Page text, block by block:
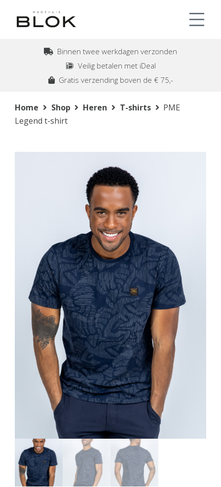
Binnen twee werkdagen verzonden
Veilig betalen met iDeal
Gratis verzending boven de € 75,-
Home Shop Heren T-shirts
PME
Legend t-shirt